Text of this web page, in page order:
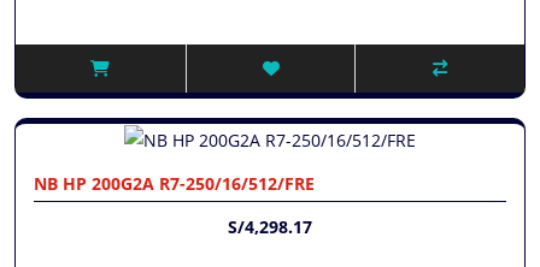
NB HP 200G2A R7-250/16/512/FRE
S/4,298.17